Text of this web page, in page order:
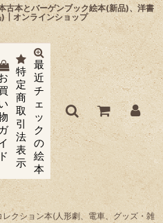
古本とバーゲンブック絵本(新品)、洋書
)┃オンラインショップ
ガ
ド
特
定
商
取
引
法
表
示
最
近
チ
ェ
ッ
ク
の
絵
本
クション本(人形劇、電車、グッズ・雑